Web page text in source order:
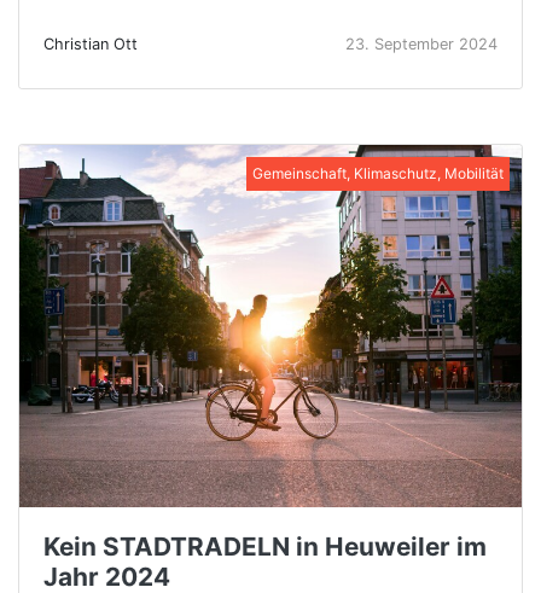
Christian Ott 23. September 2024
Gemeinschaft, Klimaschutz, Mobilität
Kein STADTRADELN in Heuweiler im
Jahr 2024